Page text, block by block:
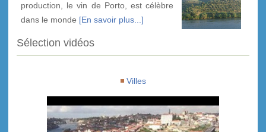
production, le vin de Porto, est célèbre
dans le monde [En savoir plus...]
Sélection vidéos
Villes